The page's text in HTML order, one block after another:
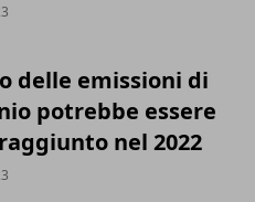
delle emissioni di
potrebbe essere
nel 2022